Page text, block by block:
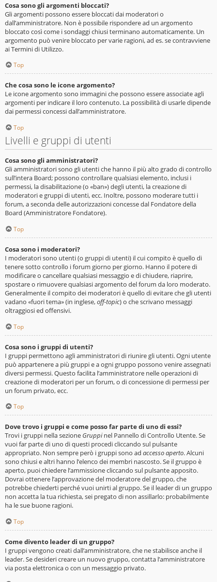
Cosa sono gli argomenti bloccati?
Gli argomenti possono essere bloccati dai moderatori o
dall’amministratore. Non è possibile rispondere ad un argomento
bloccato così come i sondaggi chiusi terminano automaticamente. Un
argomento può venire bloccato per varie ragioni, ad es. se contravviene
ai Termini di Utilizzo.
Top
Che cosa sono le icone argomento?
Le icone argomento sono immagini che possono essere associate agli
argomenti per indicare il loro contenuto. La possibilità di usarle dipende
dai permessi concessi dall’amministratore.
Top
Livelli e gruppi di utenti
Cosa sono gli amministratori?
Gli amministratori sono gli utenti che hanno il più alto grado di controllo
sull’intera Board; possono controllare qualsiasi elemento, inclusi i
permessi, la disabilitazione (o «ban») degli utenti, la creazione di
moderatori e gruppi di utenti, ecc. Inoltre, possono moderare tutti i
forum, a seconda delle autorizzazioni concesse dal Fondatore della
Board (Amministratore Fondatore).
Top
Cosa sono i moderatori?
I moderatori sono utenti (o gruppi di utenti) il cui compito è quello di
tenere sotto controllo i forum giorno per giorno. Hanno il potere di
modificare o cancellare qualsiasi messaggio e di chiudere, riaprire,
spostare o rimuovere qualsiasi argomento del forum da loro moderato.
Generalmente il compito dei moderatori è quello di evitare che gli utenti
vadano «fuori tema» (in inglese,off-topic) o che scrivano messaggi
oltraggiosi ed offensivi.
Top
Cosa sono i gruppi di utenti?
I gruppi permettono agli amministratori di riunire gli utenti. Ogni utente
può appartenere a più gruppi e a ogni gruppo possono venire assegnati
diversi permessi. Questo facilita l’amministratore nelle operazioni di
creazione di moderatori per un forum, o di concessione di permessi per
un forum privato, ecc.
Top
Dove trovo i gruppi e come posso far parte di uno di essi?
Trovi i gruppi nella sezione Gruppinel Pannello di Controllo Utente. Se
vuoi far parte di uno di questi procedi cliccando sul pulsante
appropriato. Non sempre però i gruppi sono ad accesso aperto. Alcuni
sono chiusi e altri hanno l’elenco dei membri nascosto. Se il gruppo è
aperto, puoi chiedere l’ammissione cliccando sul pulsante apposito.
Dovrai ottenere l’approvazione del moderatore del gruppo, che
potrebbe chiederti perché vuoi unirti al gruppo. Se il leader di un gruppo
non accetta la tua richiesta, sei pregato di non assillarlo: probabilmente
ha le sue buone ragioni.
Top
Come divento leader di un gruppo?
I gruppi vengono creati dall’amministratore, che ne stabilisce anche il
leader. Se desideri creare un nuovo gruppo, contatta l’amministratore
via posta elettronica o con un messaggio privato.